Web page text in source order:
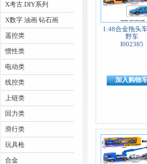
X考古.DIY系列
X数字 油画 钻石画
遥控类
惯性类
电动类
线控类
上链类
回力类
滑行类
玩具枪
合金
1:48合金拖头
野车
I002385
加入购物